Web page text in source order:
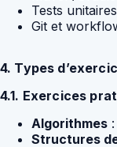
Tests
Git et
4. Types
4.1. Exercices
Algorithmes
Structures